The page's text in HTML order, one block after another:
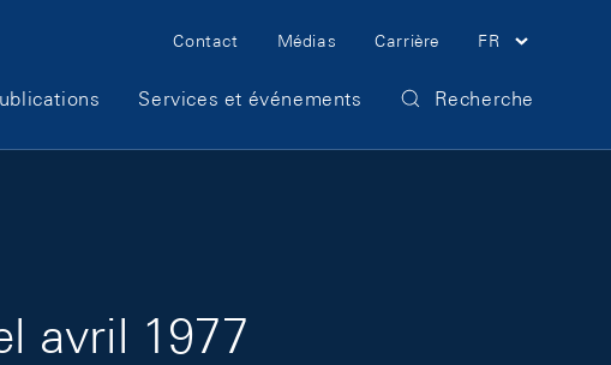
Meta Navigation
Contact Médias Carrière FR
Services et événements Recherche
avril 1977